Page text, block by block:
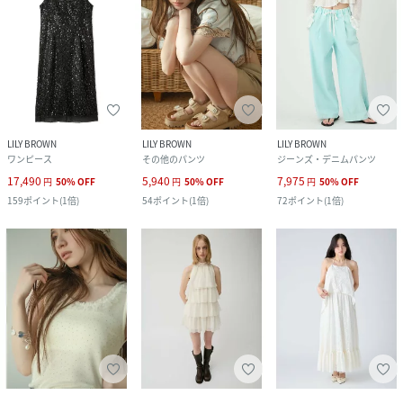
LILY BROWN
ワンピース
17,490 円 50%OFF
159ポイント(1倍)
LILY BROWN
その他のパンツ
5,940 円 50%OFF
54ポイント(1倍)
LILY BROWN
ジーンズ・デニムパンツ
7,975 円 50%OFF
72ポイント(1倍)